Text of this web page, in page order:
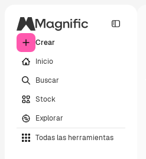
Crear
Inicio
Buscar
Stock
Explorar
Todas las herramientas